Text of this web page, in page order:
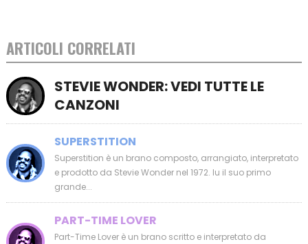
ARTICOLI CORRELATI
STEVIE WONDER: VEDI TUTTE LE
CANZONI
SUPERSTITION
Superstition è un brano composto, arrangiato, interpretato
e prodotto da Stevie Wonder nel 1972. Iu il suo primo
grande...
PART-TIME LOVER
Part-Time Lover è un brano scritto e interpretato da